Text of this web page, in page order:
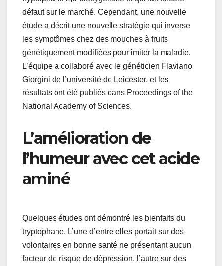
défaut sur le marché. Cependant, une nouvelle
étude a décrit une nouvelle stratégie qui inverse
les symptômes chez des mouches à fruits
génétiquement modifiées pour imiter la maladie.
L’équipe a collaboré avec le généticien Flaviano
Giorgini de l’université de Leicester, et les
résultats ont été publiés dans Proceedings of the
National Academy of Sciences.
L’amélioration de
l’humeur avec cet acide
aminé
Quelques études ont démontré les bienfaits du
tryptophane. L’une d’entre elles portait sur des
volontaires en bonne santé ne présentant aucun
facteur de risque de dépression, l’autre sur des